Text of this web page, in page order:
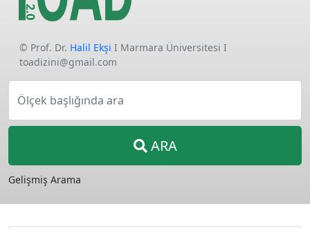
© Prof. Dr. Halil Ekşi I Marmara Üniversitesi I
toadizini@gmail.com
Ölçek başlığında ara
ARA
Gelişmiş Arama